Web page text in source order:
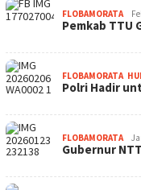
FLOBAMORATA
Pemkab TTU
FLOBAMORATA,
Polri Hadir
FLOBAMORATA
Gubernur